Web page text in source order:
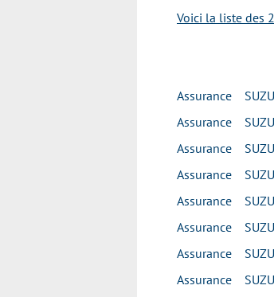
Voici la liste des
Assurance
Assurance
Assurance
Assurance
Assurance
Assurance
Assurance
Assurance